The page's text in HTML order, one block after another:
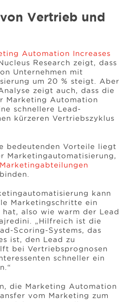
Vertrieb und
Automation Increases
Research zeigt, dass
Unternehmen mit
um 20 % steigt. Aber
zeigt auch, dass die
Marketing Automation
schnellere Lead-
kürzeren Vertriebszyklus
bedeutenden Vorteile liegt
Marketingautomatisierung,
kann
Marketingschritte ein
hat, also wie warm der Lead
„Hilfreich ist die
Scoring-Systems, das
ist, den Lead zu
bei Vertriebsprognosen
schneller ein
die Marketing Automation
vom Marketing zum